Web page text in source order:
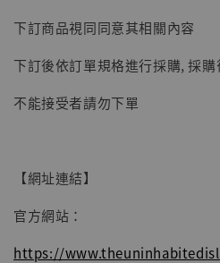
子彈飛 鵝城縣長 張麻
NT$ 4,980
下訂商品視同同意其相關內容
下訂後依訂單規格進行採購, 採購
不能接受者請勿下單
【網址連結】
官方網站：
https://